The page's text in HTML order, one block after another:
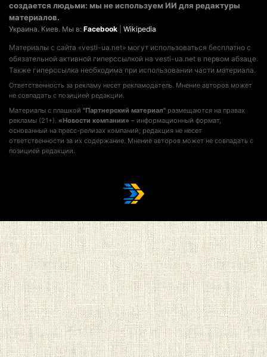
создается людьми: мы не используем ИИ для редактуры
материалов.
Украина. Киев. Мы в: Facebook Wikipedia
Материалы с сайта «vesti-ua.net» могут использоваться бесплатно с
обязательной активной гиперссылкой на vesti-ua.net в первом абзаце.
Также гиперссылка необходима при использовании части материала.
Ответственность за рекламу несет рекламодатель. Мнение авторов может
не совпадать с позицией редакции.
Материалы с плашкой "Партнерский материал" размещаются на правах
рекламы (21+). «Новости компании» – информационный формат,
основанный на пресс-релизах компаний; редакция не несет
ответственности за их содержание. Мнение авторов может не совпадать с
позицией редакции.